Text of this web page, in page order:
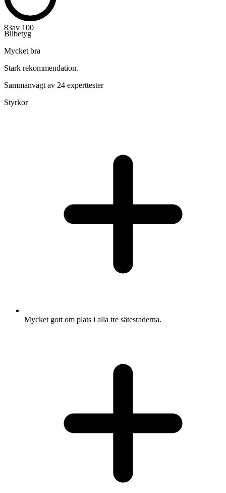
83av 100
Bilbetyg
Mycket bra
Stark rekommendation.
Sammanvägt av 24 experttester
Styrkor
Mycket gott om plats i alla tre sätesraderna.